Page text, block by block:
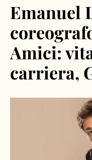
Emanuel
Amici:
carriera,